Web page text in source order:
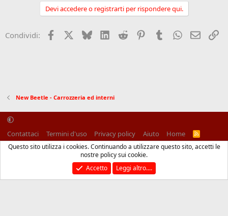
Devi accedere o registrarti per rispondere qui.
Condividi: FacebookX (Twitter)
BlueskyLinkedIn
Reddit PinterestTumblrWhatsApp
Email
New Beetle - Carrozzeria ed interni
Contattaci Termini d'uso Privacy policy Aiuto Home
R
S
S
Community platform by XenForo® © 2010-2025 XenForo Ltd.
Traduzione italiana Xenforo
Questo sito utilizza i cookies. Continuando a utilizzare questo sito, accetti le
nostre policy sui cookie.
Accetto
Leggi altro....